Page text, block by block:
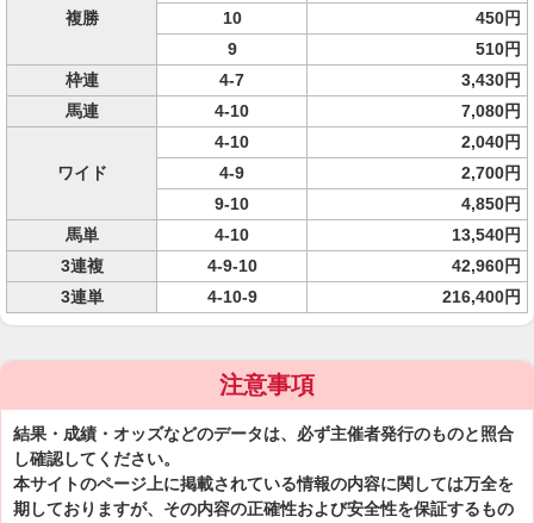
複勝
10
450円
9
510円
枠連
4-7
3,430円
馬連
4-10 7,080円
ワイド
4-10
2,040円
4-9
2,700円
9-10
4,850円
馬単
4-10
13,540円
3連複
4-9-10
42,960円
3連単
4-10-9 216,400円
注意事項
結果・成績・オッズなどのデータは、必ず主催者発行のものと照合
し確認してください。
本サイトのページ上に掲載されている情報の内容に関しては万全を
期しておりますが、その内容の正確性および安全性を保証するもの